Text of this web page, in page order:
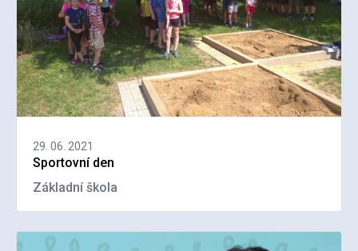
29. 06. 2021
Sportovní den
Základní škola